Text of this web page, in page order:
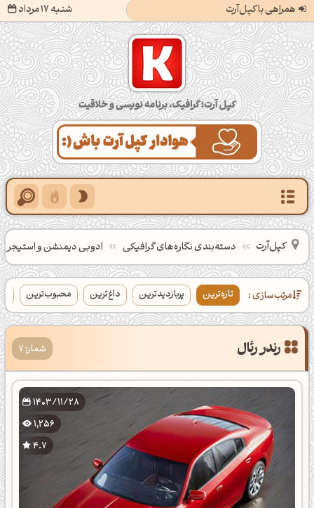
همراهی با کپل‌آرت شنبه 17 مرداد
کپل‌آرت؛ گرافیک، برنامه‌نویسی و خلاقیت
کپل‌آرت دسته‌بندی‌ نگاره‌های گرافیکی ادوبی دیمنشن و استیجر
مرتب‌سازی : تازه‌ترین پربازدیدترین داغ‌ترین محبوب‌ترین
رندر رئال شمار: 7
1403/11/28
1,256
4.7